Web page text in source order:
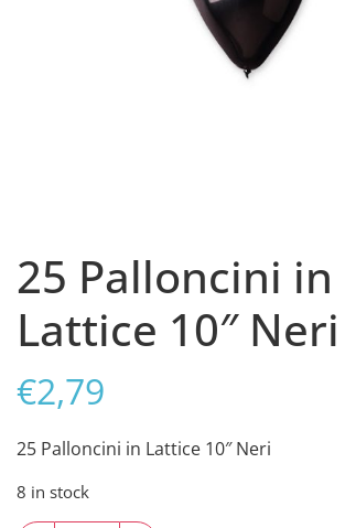
25 Palloncini in
Lattice 10″ Neri
€2,79
25 Palloncini in Lattice 10″ Neri
8 in stock